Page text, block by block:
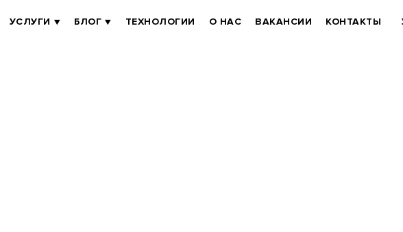
УСЛУГИ БЛОГ ТЕХНОЛОГИИ О НАС ВАКАНСИИ КОНТАКТЫ